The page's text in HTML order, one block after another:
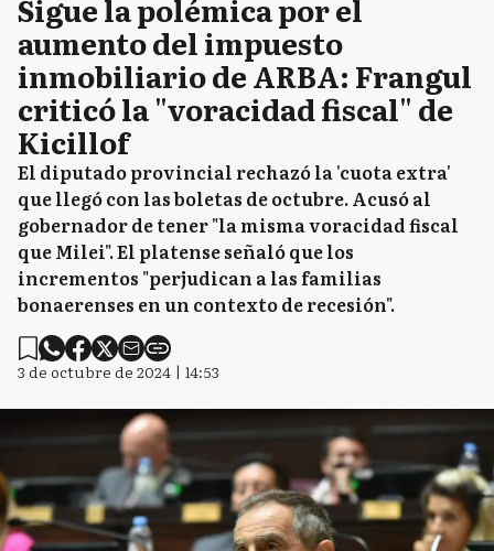
Sigue la polémica por el
aumento del impuesto
inmobiliario de ARBA: Frangul
criticó la "voracidad fiscal" de
Kicillof
El diputado provincial rechazó la 'cuota extra'
que llegó con las boletas de octubre. Acusó al
gobernador de tener "la misma voracidad fiscal
que Milei". El platense señaló que los
incrementos "perjudican a las familias
bonaerenses en un contexto de recesión".
3 de octubre de 2024 | 14:53